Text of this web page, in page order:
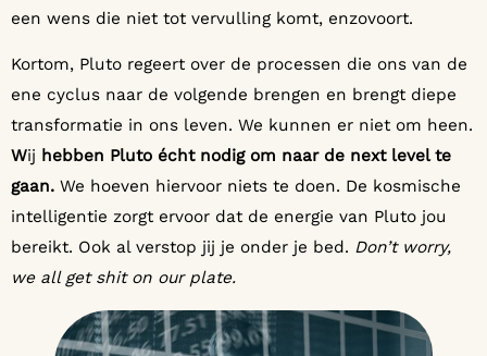
een wens die niet tot vervulling komt, enzovoort.
Kortom, Pluto regeert over de processen die ons van de
ene cyclus naar de volgende brengen en brengt diepe
transformatie in ons leven. We kunnen er niet om heen.
Wij hebben Pluto écht nodig om naar de next level te
gaan. We hoeven hiervoor niets te doen. De kosmische
intelligentie zorgt ervoor dat de energie van Pluto jou
bereikt. Ook al verstop jij je onder je bed. Don’t worry,
we all get shit on our plate.